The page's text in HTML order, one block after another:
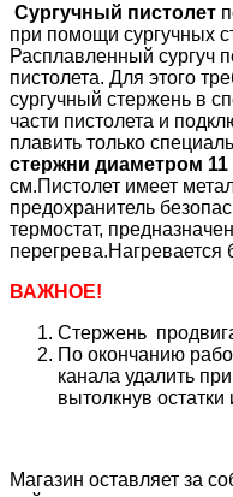
Сургучный пистолет
при помощи сургучных
Расплавленный сургуч
пистолета. Для этого
сургучный стержень в
части пистолета и
плавить только
стержни диаметром
см.Пистолет имеет
предохранитель
термостат,
перегрева.Нагревается
ВАЖНОЕ!
Стержень
По окончанию
канала удалить
вытолкнув остатки
Магазин оставляет за